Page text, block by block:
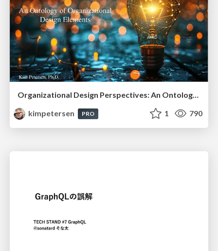
Organizational Design Perspectives: An Ontology of Organizational Design Elements
kimpetersen
PRO 1 790